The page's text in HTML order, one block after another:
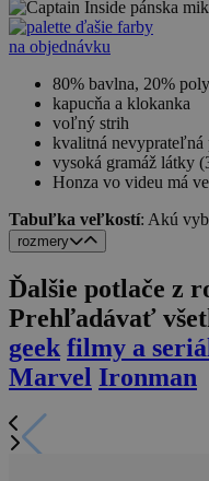
ďašie farby
na objednávku
80% bavlna, 20%
kapucňa a klokanka
voľný strih
kvalitná nevyprateľná
vysoká gramáž látky
Honza vo videu má
Tabuľka veľkostí: Akú
rozmery
Ďalšie potlače z
Prehľadávať
geek filmy a
Marvel Ironman